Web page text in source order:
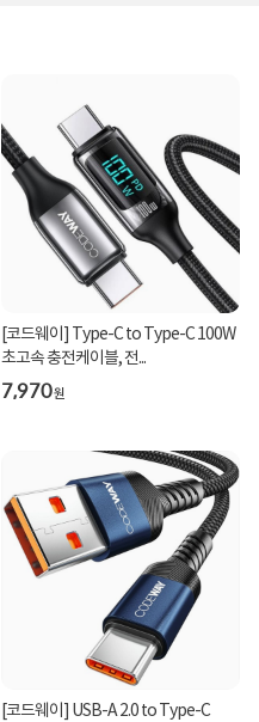
[코드웨이] Type-C to Type-C 100W
초고속 충전케이블, 전...
7,970원
[코드웨이] USB-A 2.0 to Type-C